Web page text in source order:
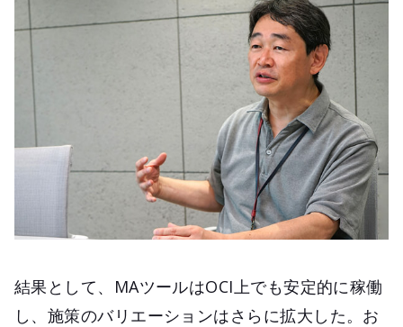
結果として、MAツールはOCI上でも安定的に稼働
し、施策のバリエーションはさらに拡大した。お